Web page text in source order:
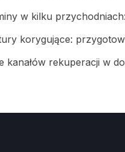
w kilku
korygujące:
kanałów rekuperacji w